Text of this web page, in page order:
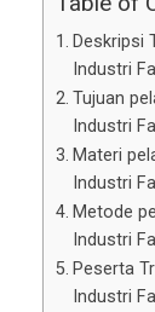
Deskripsi
Industri
Tujuan
Industri
Materi
Industri
Metode
Industri
Peserta
Industri